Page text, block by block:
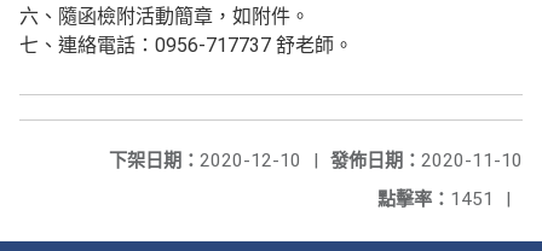
六、隨函檢附活動簡章，如附件。
七、連絡電話：0956-717737 舒老師。
發佈日期： 2020-11-10
下架日期： 2020-12-10
|
點擊率： 1451 |